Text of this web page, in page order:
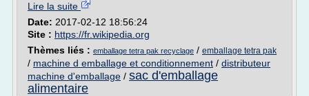
Lire la suite
Date: 2017-02-12 18:56:24
Site : https://fr.wikipedia.org
Thèmes liés : emballage tetra pak recyclage / emballage tetra pak
/ machine d emballage et conditionnement / distributeur
machine d'emballage / sac d'emballage
alimentaire